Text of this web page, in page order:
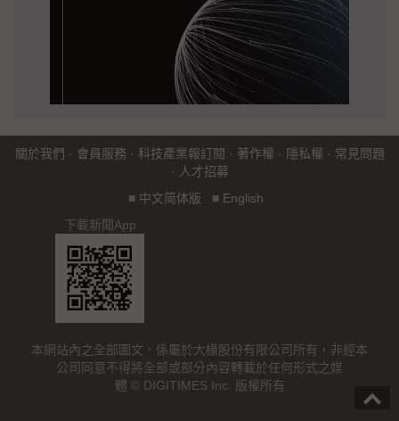
關於我們 · 會員服務 · 科技產業報訂閱 · 著作權 · 隱私權 · 常見問題
· 人才招募
■ 中文简体版 ■ English
下載新聞App
本網站內之全部圖文，係屬於大椽股份有限公司所有，非經本
公司同意不得將全部或部分內容轉載於任何形式之媒
體 © DIGITIMES Inc. 版權所有